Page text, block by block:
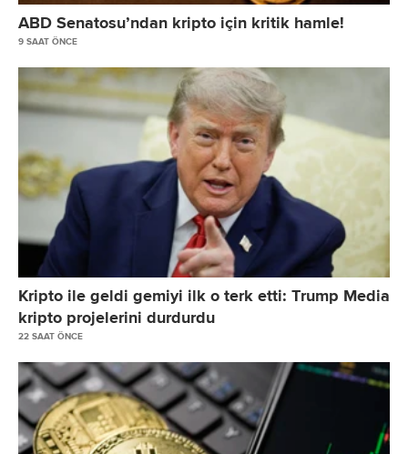
ABD Senatosu’ndan kripto için kritik hamle!
9 SAAT ÖNCE
Kripto ile geldi gemiyi ilk o terk etti: Trump Media
kripto projelerini durdurdu
22 SAAT ÖNCE